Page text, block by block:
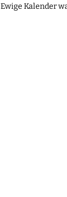
Ewige Kalender